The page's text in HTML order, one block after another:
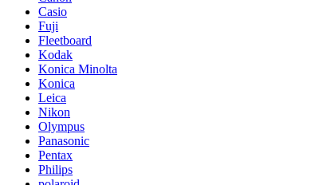
Casio
Fuji
Fleetboard
Kodak
Konica Minolta
Konica
Leica
Nikon
Olympus
Panasonic
Pentax
Philips